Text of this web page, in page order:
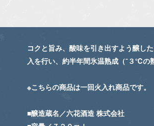
コクと旨み、酸味を引き出すよう醸し
入を行い、約半年間氷温熟成（⁻３℃の
※こちらの商品は一回火入れ商品です。
■醸造蔵名／六花酒造 株式会社